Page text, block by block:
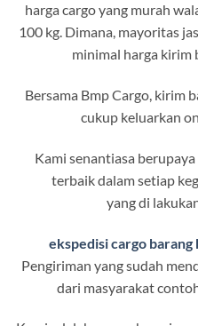
harga cargo yang murah
100 kg. Dimana, mayoritas
minimal harga kirim
Bersama Bmp Cargo, kirim
cukup keluarkan
Kami senantiasa
terbaik dalam setiap
yang di
ekspedisi cargo barang
Pengiriman yang sudah
dari masyarakat